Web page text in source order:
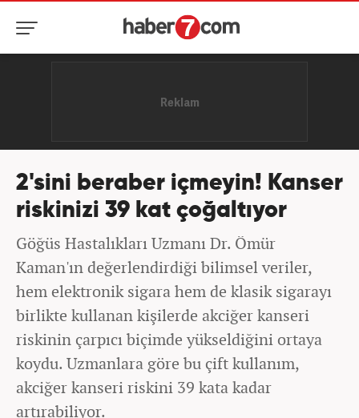
2'sini beraber içmeyin! Kanser
riskinizi 39 kat çoğaltıyor
Göğüs Hastalıkları Uzmanı Dr. Ömür
Kaman'ın değerlendirdiği bilimsel veriler,
hem elektronik sigara hem de klasik sigarayı
birlikte kullanan kişilerde akciğer kanseri
riskinin çarpıcı biçimde yükseldiğini ortaya
koydu. Uzmanlara göre bu çift kullanım,
akciğer kanseri riskini 39 kata kadar
artırabiliyor.